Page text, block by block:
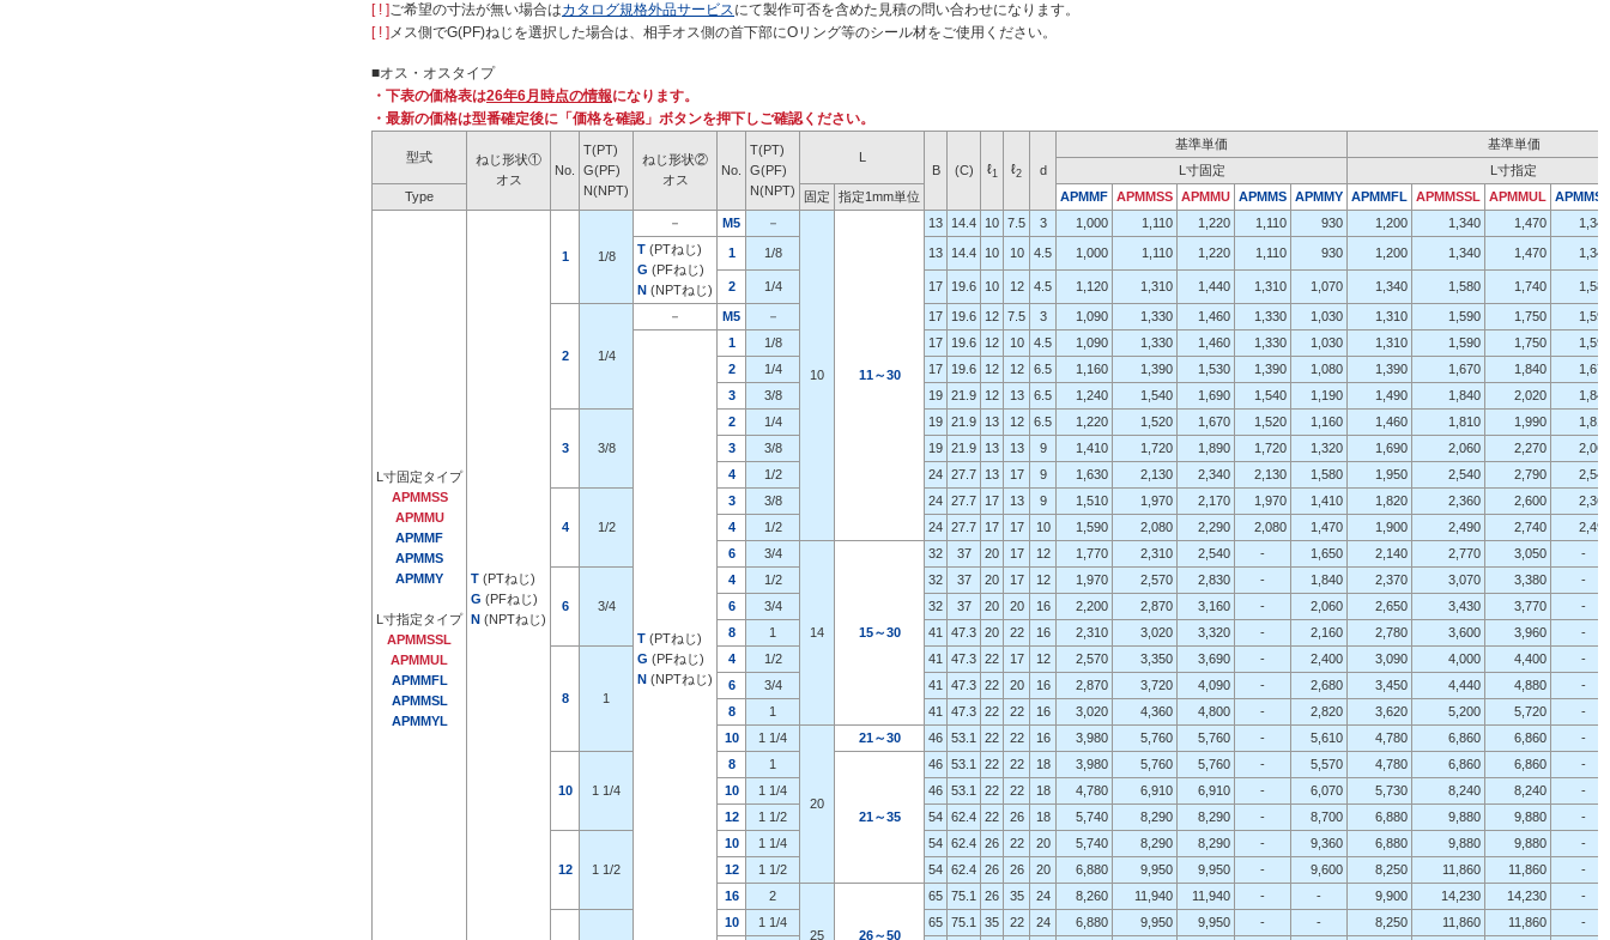
[ ! ]ご希望の寸法が無い場合はカタログ規格外品サービスにて製作可否を含めた見積の問い合わせになります。
[ ! ] メス側でG(PF)ねじを選択した場合は、相手オス側の首下部にOリング等のシール材をご使用ください。
■オス・オスタイプ
・下表の価格表は26年6月時点の情報になります。
・最新の価格は型番確定後に「価格を確認」ボタンを押下しご確認ください。
型式
ねじ形状①
オス
No.
T(PT)
G(PF)
N(NPT)
ねじ形状②
オス
No.
T(PT)
G(PF)
N(NPT)
L
B
(C) ℓ1 ℓ2 d
基準単価
基準単価
L寸固定
L寸指定
Type
固定 指定1mm単位 APMMF APMMSS APMMU APMMS APMMY APMMFL APMMSSL APMMUL APMMSL
L寸固定タイプ
APMMSS
APMMU
APMMF
APMMS
APMMY
L寸指定タイプ
APMMSSL
APMMUL
APMMFL
APMMSL
APMMYL
T (PTねじ)
G (PFねじ)
N (NPTねじ)
1 1/8
－ M5 －
10 11～30
13 14.4 10 7.5 3 1,000 1,110 1,220 1,110 930 1,200 1,340 1,470
1,340
T (PTねじ)
G (PFねじ)
N (NPTねじ)
1 1/8 13 14.4 10 10 4.5 1,000 1,110 1,220 1,110 930 1,200 1,340 1,470 1,340
2 1/4 17 19.6 10 12 4.5 1,120 1,310 1,440 1,310 1,070 1,340 1,580 1,740 1,580
2 1/4
－ M5 － 17 19.6 12 7.5 3 1,090 1,330 1,460 1,330 1,030 1,310 1,590 1,750 1,590
T (PTねじ)
G (PFねじ)
N (NPTねじ)
1 1/8 17 19.6 12 10 4.5 1,090 1,330 1,460 1,330 1,030 1,310 1,590 1,750
1,590
2
1/4 17 19.6 12 12 6.5 1,160 1,390 1,530 1,390 1,080 1,390 1,670 1,840
1,670
3
3/8 19 21.9 12 13 6.5 1,240 1,540 1,690 1,540 1,190 1,490 1,840 2,020 1,840
3 3/8
2 1/4 19 21.9 13 12 6.5 1,220 1,520 1,670 1,520 1,160 1,460 1,810 1,990
1,810
3
3/8 19 21.9 13 13 9 1,410 1,720 1,890 1,720 1,320 1,690 2,060 2,270
2,060
4
1/2 24 27.7 13 17 9 1,630 2,130 2,340 2,130 1,580 1,950 2,540 2,790 2,540
4 1/2
3 3/8 24 27.7 17 13 9 1,510 1,970 2,170 1,970 1,410 1,820 2,360 2,600
2,360
4
1/2 24 27.7 17 17 10 1,590 2,080 2,290 2,080 1,470 1,900 2,490 2,740
2,490
6
3/4
14 15～30
32 37 20 17 12 1,770 2,310 2,540 - 1,650 2,140 2,770 3,050 -
6 3/4
4 1/2 32 37 20 17 12 1,970 2,570 2,830 - 1,840 2,370 3,070 3,380
-
6
3/4 32 37 20 20 16 2,200 2,870 3,160 - 2,060 2,650 3,430 3,770
-
8
1 41 47.3 20 22 16 2,310 3,020 3,320 - 2,160 2,780 3,600 3,960 -
8 1
4 1/2 41 47.3 22 17 12 2,570 3,350 3,690 - 2,400 3,090 4,000 4,400
-
6
3/4 41 47.3 22 20 16 2,870 3,720 4,090 - 2,680 3,450 4,440 4,880
-
8
1 41 47.3 22 22 16 3,020 4,360 4,800 - 2,820 3,620 5,200 5,720
-
10
1 1/4
20
21～30 46 53.1 22 22 16 3,980 5,760 5,760 - 5,610 4,780 6,860 6,860 -
10 1 1/4
8 1
21～35
46 53.1 22 22 18 3,980 5,760 5,760 - 5,570 4,780 6,860 6,860
-
10
1 1/4 46 53.1 22 22 18 4,780 6,910 6,910 - 6,070 5,730 8,240 8,240
-
12
1 1/2 54 62.4 22 26 18 5,740 8,290 8,290 - 8,700 6,880 9,880 9,880 -
12 1 1/2
10 1 1/4 54 62.4 26 22 20 5,740 8,290 8,290 - 9,360 6,880 9,880 9,880
-
12
1 1/2 54 62.4 26 26 20 6,880 9,950 9,950 - 9,600 8,250 11,860 11,860
-
16
2
25 26～50
65 75.1 26 35 24 8,260 11,940 11,940 - - 9,900 14,230 14,230
-
10
1 1/4 65 75.1 35 22 24 6,880 9,950 9,950 - - 8,250 11,860 11,860 -